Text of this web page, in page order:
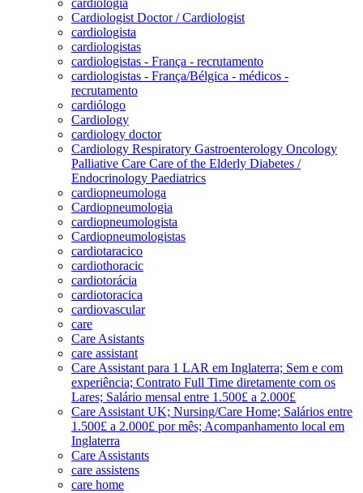
Cardiologist Doctor / Cardiologist
cardiologista
cardiologistas
cardiologistas - França - recrutamento
cardiologistas - França/Bélgica - médicos -
recrutamento
cardiólogo
Cardiology
cardiology doctor
Cardiology Respiratory Gastroenterology Oncology
Palliative Care Care of the Elderly Diabetes /
Endocrinology Paediatrics
cardiopneumologa
Cardiopneumologia
cardiopneumologista
Cardiopneumologistas
cardiotaracico
cardiothoracic
cardiotorácia
cardiotoracica
cardiovascular
care
Care Asistants
care assistant
Care Assistant para 1 LAR em Inglaterra; Sem e com
experiência; Contrato Full Time diretamente com os
Lares; Salário mensal entre 1.500£ a 2.000£
Care Assistant UK; Nursing/Care Home; Salários entre
1.500£ a 2.000£ por mês; Acompanhamento local em
Inglaterra
Care Assistants
care assistens
care home